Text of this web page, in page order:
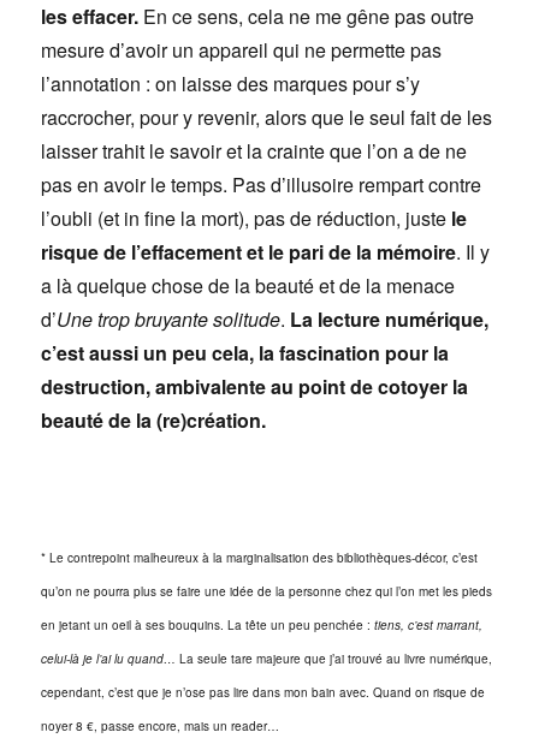
les effacer. En ce sens, cela ne me gêne pas outre
mesure d’avoir un appareil qui ne permette pas
l’annotation : on laisse des marques pour s’y
raccrocher, pour y revenir, alors que le seul fait de les
laisser trahit le savoir et la crainte que l’on a de ne
pas en avoir le temps. Pas d’illusoire rempart contre
l’oubli (et in fine la mort), pas de réduction, juste le
risque de l’effacementet le pari de la mémoire. Il y
a là quelque chose de la beauté et de la menace
d’Une trop bruyante solitude. La lecture numérique,
c’est aussi un peu cela, la fascination pour la
destruction, ambivalente au point de cotoyer la
beauté de la (re)création.
* Le contrepoint malheureux à la marginalisation des bibliothèques-décor, c’est
qu’on ne pourra plus se faire une idée de la personne chez qui l’on met les pieds
en jetant un oeil à ses bouquins. La tête un peu penchée :tiens, c’est marrant,
celui-là je l’ai lu quand…
La seule tare majeure que j’ai trouvé au livre numérique,
cependant, c’est que je n’ose pas lire dans mon bain avec. Quand on risque de
noyer 8 €, passe encore, mais un reader…